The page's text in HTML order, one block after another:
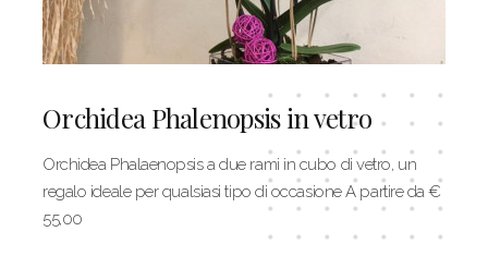
Orchidea Phalenopsis in vetro
Orchidea Phalaenopsis a due rami in cubo di vetro, un
regalo ideale per qualsiasi tipo di occasione A partire da €
55,00